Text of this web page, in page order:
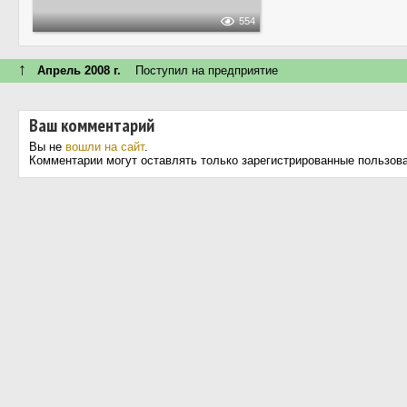
554
↑ Апрель 2008 г. Поступил на предприятие
Ваш комментарий
Вы не вошли на сайт.
Комментарии могут оставлять только зарегистрированные